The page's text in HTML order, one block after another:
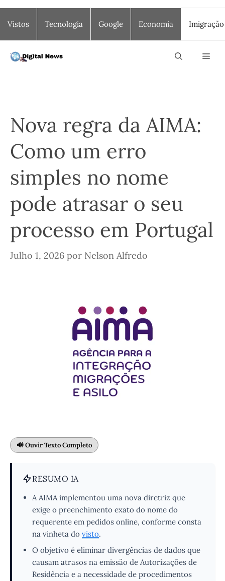
para
o
conteúdo
Vistos Tecnologia Google Economia Imigração
Nova regra da AIMA:
Como um erro
simples no nome
pode atrasar o seu
processo em Portugal
Julho 1, 2026 por Nelson Alfredo
🔊 Ouvir Texto Completo
RESUMO IA
A AIMA implementou uma nova diretriz que
exige o preenchimento exato do nome do
requerente em pedidos online, conforme consta
na vinheta do visto.
O objetivo é eliminar divergências de dados que
causam atrasos na emissão de Autorizações de
Residência e a necessidade de procedimentos